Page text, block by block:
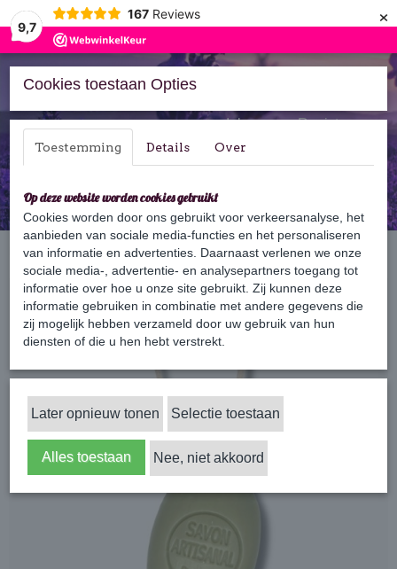
9,7
167 Reviews ×
Inloggen Registreren
Home › Zeep › Zeepkoord › Zeepkoord Aloë Vera
Cookies toestaan Opties
Toestemming Details Over
Op deze website worden cookies gebruikt
Cookies worden door ons gebruikt voor verkeersanalyse, het
aanbieden van sociale media-functies en het personaliseren
van informatie en advertenties. Daarnaast verlenen we onze
sociale media-, advertentie- en analysepartners toegang tot
informatie over hoe u onze site gebruikt. Zij kunnen deze
informatie gebruiken in combinatie met andere gegevens die
zij mogelijk hebben verzameld door uw gebruik van hun
diensten of die u hen hebt verstrekt.
Later opnieuw tonen Selectie toestaan
Alles toestaan Nee, niet akkoord